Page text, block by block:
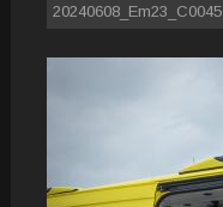
20240608_Em23_C0045